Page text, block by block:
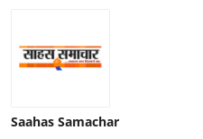
Saahas Samachar